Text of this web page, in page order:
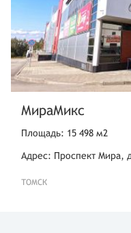
МираМикс
Площадь: 15 498 м2
Адрес: Проспект Мира,
ТОМСК